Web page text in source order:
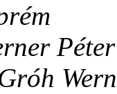
Péter